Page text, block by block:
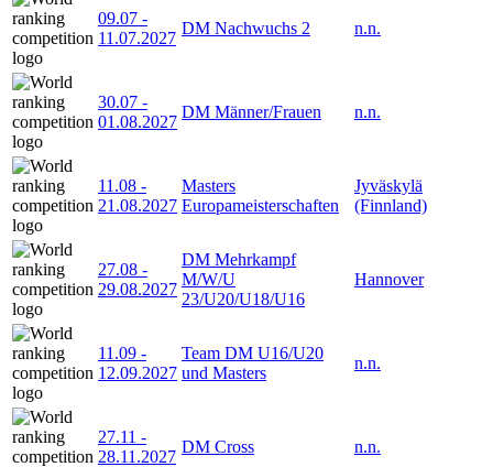
09.07 -
11.07.2027
DM Nachwuchs 2 n.n.
30.07 -
01.08.2027
DM Männer/Frauen n.n.
11.08 -
21.08.2027
Masters
Europameisterschaften
Jyväskylä
(Finnland)
27.08 -
29.08.2027
DM Mehrkampf
M/W/U
23/U20/U18/U16
Hannover
11.09 -
12.09.2027
Team DM U16/U20
und Masters
n.n.
27.11 -
28.11.2027
DM Cross n.n.